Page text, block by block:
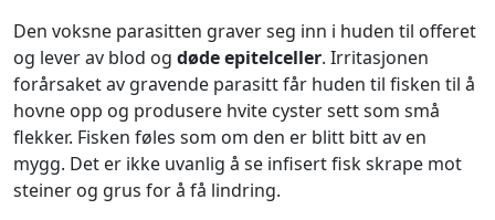
Den voksne parasitten graver seg inn i huden til offeret
og lever av blod og døde epitelceller. Irritasjonen
forårsaket av gravende parasitt får huden til fisken til å
hovne opp og produsere hvite cyster sett som små
flekker. Fisken føles som om den er blitt bitt av en
mygg. Det er ikke uvanlig å se infisert fisk skrape mot
steiner og grus for å få lindring.